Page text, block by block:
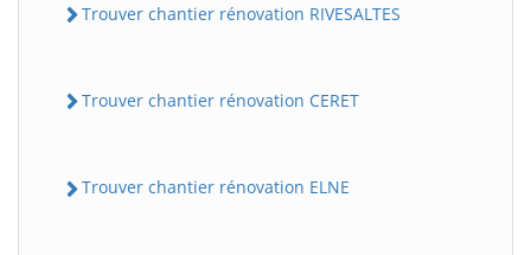
Trouver chantier rénovation RIVESALTES
Trouver chantier rénovation CERET
Trouver chantier rénovation ELNE